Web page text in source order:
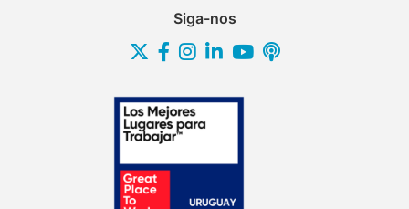
Siga-nos